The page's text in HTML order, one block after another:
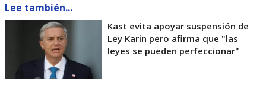
Lee también...
Kast evita apoyar suspensión de
Ley Karin pero afirma que "las
leyes se pueden perfeccionar"